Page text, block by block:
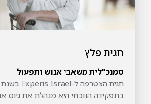
חגית פלץ
סמנכ"לית משאבי אנוש ותפעול
בתפקידה הנוכחי היא מנהלת את גיוס